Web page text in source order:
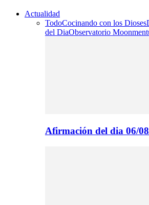
Actualidad
TodoCocinando con los Dioses
del DiaObservatorio
Afirmación del dia 06/